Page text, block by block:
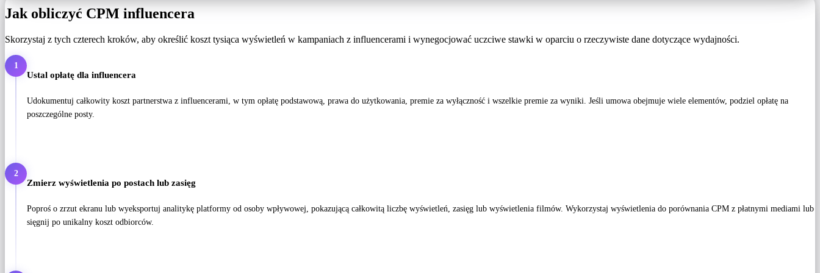
Jak obliczyć CPM influencera
Skorzystaj z tych czterech kroków, aby określić koszt tysiąca wyświetleń w kampaniach z influencerami i wynegocjować uczciwe stawki w oparciu o rzeczywiste dane dotyczące wydajności.
1
Ustal opłatę dla influencera
Udokumentuj całkowity koszt partnerstwa z influencerami, w tym opłatę podstawową, prawa do użytkowania, premie za wyłączność i wszelkie premie za wyniki. Jeśli umowa obejmuje wiele elementów, podziel opłatę na
poszczególne posty.
2
Zmierz wyświetlenia po postach lub zasięg
Poproś o zrzut ekranu lub wyeksportuj analitykę platformy od osoby wpływowej, pokazującą całkowitą liczbę wyświetleń, zasięg lub wyświetlenia filmów. Wykorzystaj wyświetlenia do porównania CPM z płatnymi mediami lub
sięgnij po unikalny koszt odbiorców.